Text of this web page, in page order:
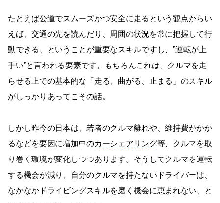
たとえば公道でスムーズかつ安全に走るという観点からい
えば、交通の先を読んだり、周囲の状況を常に把握して行
動できる、ということが重要なスキルですし、”運転が上
手い”と言われる要素です。もちろんこれは、クルマを走
らせる上での基本的な「走る、曲がる、止まる」のスキル
がしっかりあってこその話。
しかし昨今の日本は、若者のクルマ離れや、維持費がかか
るなどを要因に増加中のカーシェアリング等、クルマを取
り巻く環境が変化しつつあります。そうしてクルマを運転
する機会が減り、自分のクルマを持たないドライバーは、
なかなかドライビングスキルを磨く機会に恵まれない、と